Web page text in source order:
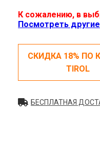
К сожалению, в
Посмотреть другие
СКИДКА 18% ПО
TIROL
БЕСПЛАТНАЯ